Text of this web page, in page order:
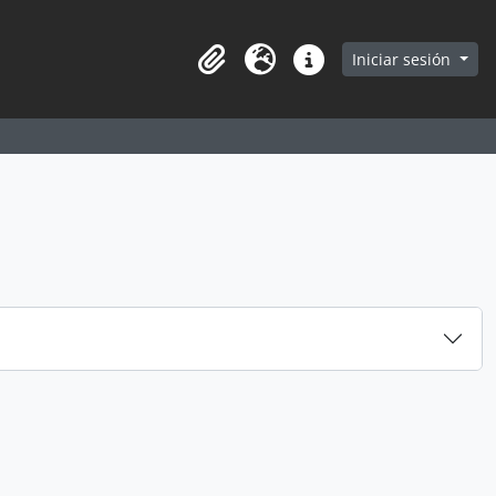
in browse page
Portapapeles
Idioma Enlaces rápidos
Iniciar sesión